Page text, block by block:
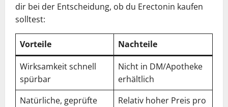
dir bei der Entscheidung, ob du Erectonin kaufen
solltest:
Vorteile
Nachteile
Wirksamkeit schnell
spürbar
Nicht in DM/Apotheke
erhältlich
Natürliche, geprüfte
Relativ hoher Preis pro